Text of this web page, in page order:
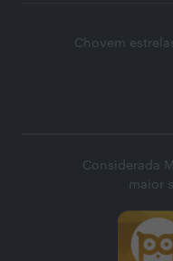
Chovem
Considerada
maior